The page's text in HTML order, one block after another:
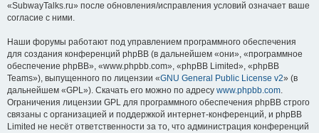
«SubwayTalks.ru» после обновления/исправления условий означает ваше
согласие с ними.
Наши форумы работают под управлением программного обеспечения
для создания конференций phpBB (в дальнейшем «они», «программное
обеспечение phpBB», «www.phpbb.com», «phpBB Limited», «phpBB
Teams»), выпущенного по лицензии «GNU General Public License v2» (в
дальнейшем «GPL»). Скачать его можно по адресу www.phpbb.com.
Ограничения лицензии GPL для программного обеспечения phpBB строго
связаны с организацией и поддержкой интернет-конференций, и phpBB
Limited не несёт ответственности за то, что администрация конференций